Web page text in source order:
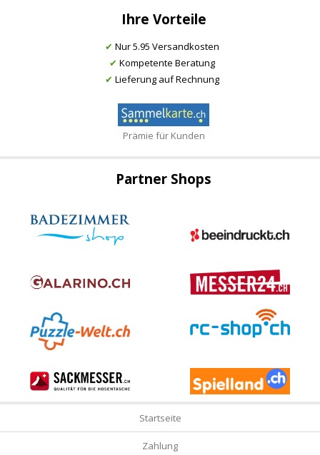
Ihre Vorteile
✔ Nur 5.95 Versandkosten
✔ Kompetente Beratung
✔ Lieferung auf Rechnung
Prämie für Kunden
Partner Shops
Startseite
Zahlung